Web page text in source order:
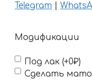
Telegram
Модификации
Под лак (+0₽)
Сделать